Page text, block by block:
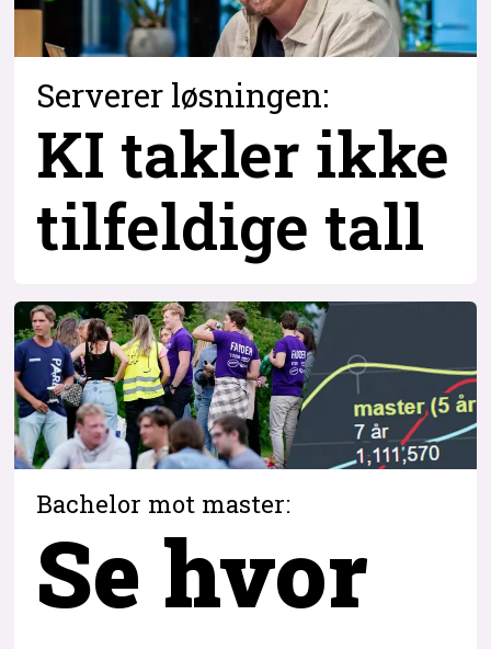
Serverer løsningen:
KI takler ikke
tilfeldige tall
Bachelor mot master:
Se hvor